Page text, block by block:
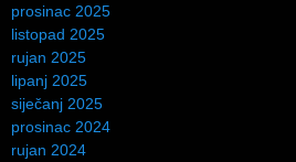
prosinac 2025
listopad 2025
rujan 2025
lipanj 2025
siječanj 2025
prosinac 2024
rujan 2024